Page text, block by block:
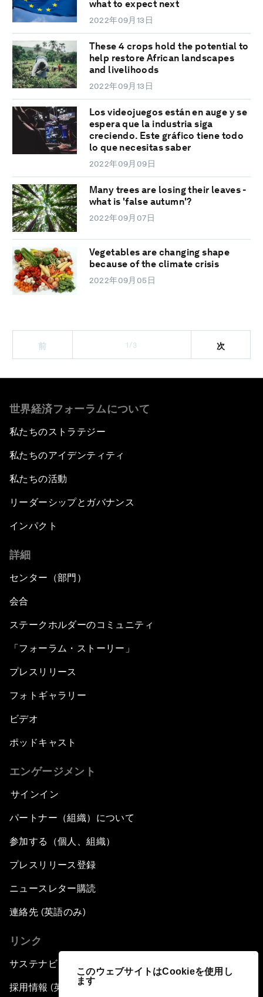
このウェブサイトはCookieを使用し
ます
what to expect next
2022年09月13日
These 4 crops hold the potential to
help restore African landscapes
and livelihoods
2022年09月13日
Los videojuegos están en auge y se
espera que la industria siga
creciendo. Este gráfico tiene todo
lo que necesitas saber
2022年09月09日
Many trees are losing their leaves -
what is 'false autumn'?
2022年09月07日
Vegetables are changing shape
because of the climate crisis
2022年09月05日
前 1/3 次
世界経済フォーラムについて
私たちのストラテジー
私たちのアイデンティティ
私たちの活動
リーダーシップとガバナンス
インパクト
詳細
センター（部門）
会合
ステークホルダーのコミュニティ
「フォーラム・ストーリー」
プレスリリース
フォトギャラリー
ビデオ
ポッドキャスト
エンゲージメント
サインイン
パートナー（組織）について
参加する（個人、組織）
プレスリリース登録
ニュースレター購読
連絡先 (英語のみ)
リンク
サステナビリティへの取り組み
採用情報 (英語のみ)